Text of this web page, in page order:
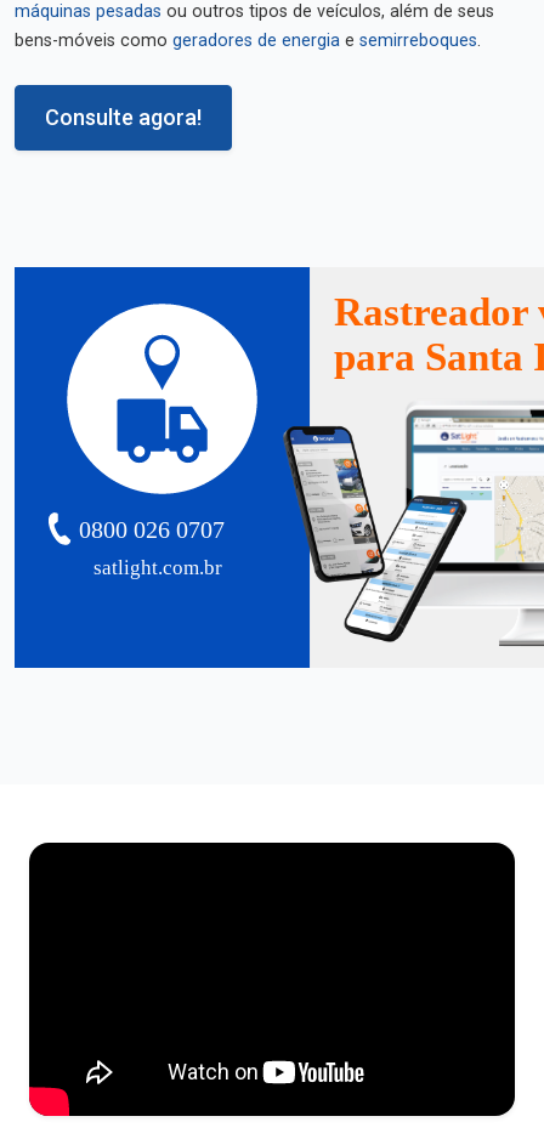
máquinas pesadas ou outros tipos de veículos, além de seus
bens-móveis como geradores de energia e semirreboques.
Consulte agora!
satlight.com.br
0800 026 0707
Rastreador
para Santa